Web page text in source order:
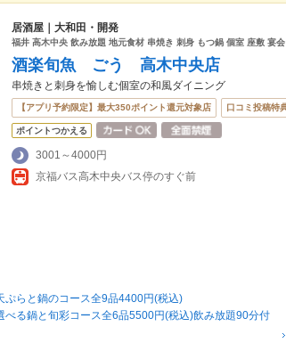
居酒屋｜大和田・開発
福井 高木中央 飲み放題 地元食材 串焼き 刺身 もつ鍋 個室 座敷 宴
酒楽旬魚 ごう 高木中央店
串焼きと刺身を愉しむ個室の和風ダイニング
【アプリ予約限定】最大350ポイント還元対象店 口コミ投稿特
ポイントつかえる
3001～4000円
京福バス高木中央バス停のすぐ前
ぷらと鍋のコース全9品4400円(税込)
べる鍋と旬彩コース全6品5500円(税込)飲み放題90分付